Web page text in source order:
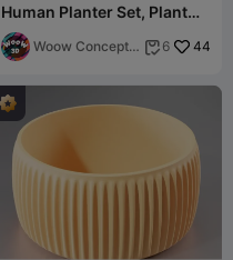
Human Planter Set, Plant
Buddy Pot, Robert
Succulent Planter
Woow Concept
 6 44